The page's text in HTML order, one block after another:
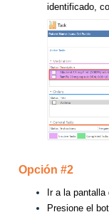
identificado,
Opción #2
Ir a la pantalla
Presione el